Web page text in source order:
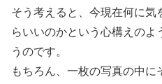
そう考えると、今現在何に気
らいいのかという心構えの
うのです。
もちろん、一枚の写真の中に